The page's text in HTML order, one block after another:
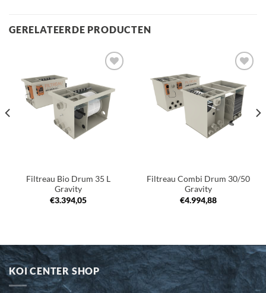
GERELATEERDE PRODUCTEN
aan
verlanglijst
Filtreau Bio Drum 35 L
Gravity
€3.394,05
aan
verlanglijst
Filtreau Combi Drum 30/50
Gravity
€4.994,88
KOI CENTER SHOP